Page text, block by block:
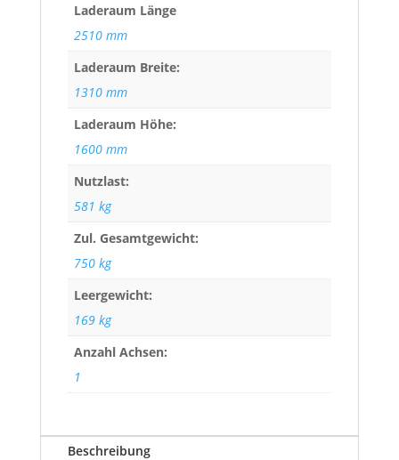
Laderaum Länge
2510 mm
Laderaum Breite:
1310 mm
Laderaum Höhe:
1600 mm
Nutzlast:
581 kg
Zul. Gesamtgewicht:
750 kg
Leergewicht:
169 kg
Anzahl Achsen:
1
Beschreibung